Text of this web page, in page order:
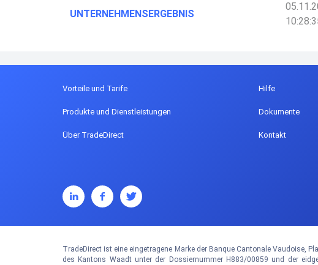
UNTERNEHMENSERGEBNIS
Vorteile und Tarife
Produkte und Dienstleistungen
Über TradeDirect
Hilfe
Dokumente
Kontakt
TradeDirect ist eine eingetragene Marke der Banque Cantonale Vaudoise,
des Kantons Waadt unter der Dossiernummer H883/00859 und der